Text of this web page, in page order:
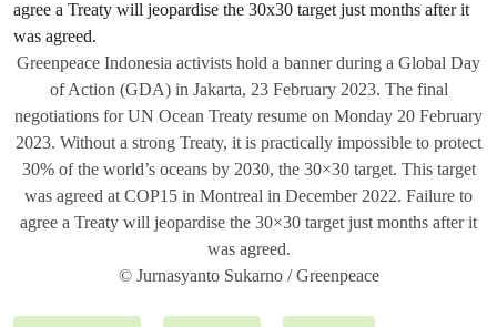
Greenpeace Indonesia activists hold a banner during a Global Day
of Action (GDA) in Jakarta, 23 February 2023. The final
negotiations for UN Ocean Treaty resume on Monday 20 February
2023. Without a strong Treaty, it is practically impossible to protect
30% of the world’s oceans by 2030, the 30×30 target. This target
was agreed at COP15 in Montreal in December 2022. Failure to
agree a Treaty will jeopardise the 30×30 target just months after it
was agreed.
© Jurnasyanto Sukarno / Greenpeace